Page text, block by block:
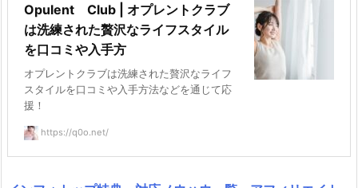
Opulent Club | オプレントクラブ
は洗練された贅沢なライフスタイル
を口コミや入手方
オプレントクラブは洗練された贅沢なライフ
スタイルを口コミや入手方法などを通じて応
援！
https://q0o.net/